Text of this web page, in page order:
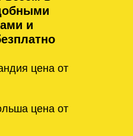
и
цена от
цена от